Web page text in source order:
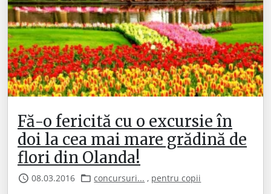
Fă-o fericită cu o excursie în
doi la cea mai mare grădină de
flori din Olanda!
08.03.2016 concursuri... , pentru copii